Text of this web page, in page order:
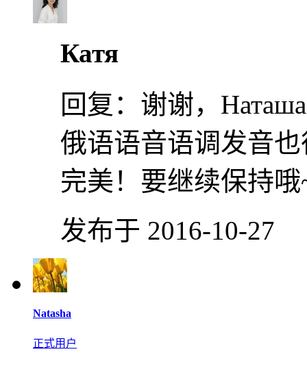
Катя
回复： 谢谢，
俄语语音语调发音
完美！要继续保持哦
发布于 2016-10-27
Natasha
正式用户